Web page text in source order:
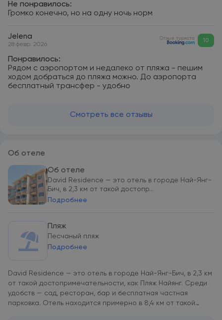
Не понравилось:
Громко конечно, но на одну ночь норм
Jelena
28 февр. 2026
Отзыв туриста 10
Понравилось:
Рядом с аэропортом и недалеко от пляжа - пешим
ходом добраться до пляжа можно. До аэропорта
бесплатный трансфер - удобно
Смотреть все отзывы
Об отеле
Об отеле
David Residence — это отель в городе Най-Янг-
Бич, в 2,3 км от такой достопр...
Подробнее
Пляж
Песчаный пляж
Подробнее
David Residence — это отель в городе Най-Янг-Бич, в 2,3 км
от такой достопримечательности, как Пляж Найянг. Среди
удобств — сад, ресторан, бар и бесплатная частная
парковка. Отель находится примерно в 8,4 км от такой